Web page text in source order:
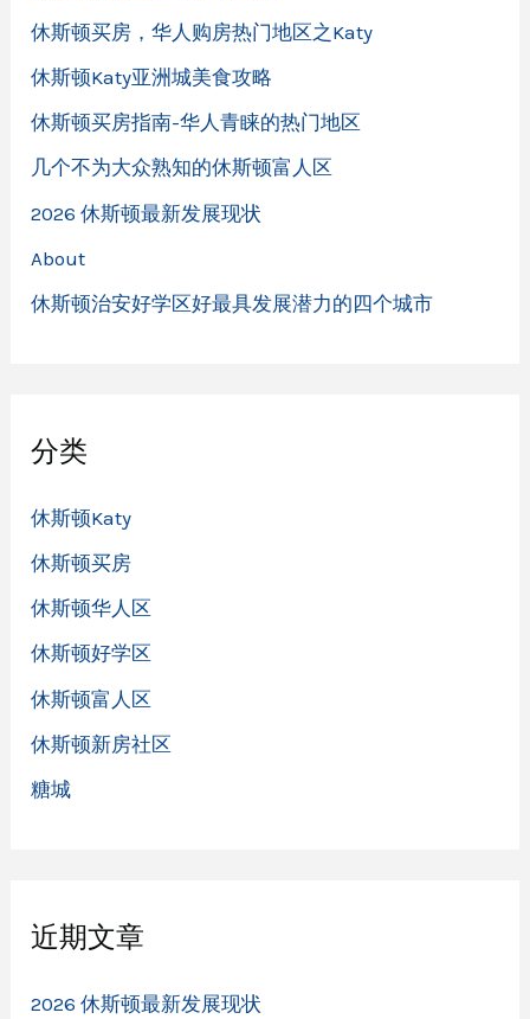
休斯顿买房，华人购房热门地区之Katy
休斯顿Katy亚洲城美食攻略
休斯顿买房指南-华人青睐的热门地区
几个不为大众熟知的休斯顿富人区
2026 休斯顿最新发展现状
About
休斯顿治安好学区好最具发展潜力的四个城市
分类
休斯顿Katy
休斯顿买房
休斯顿华人区
休斯顿好学区
休斯顿富人区
休斯顿新房社区
糖城
近期文章
2026 休斯顿最新发展现状